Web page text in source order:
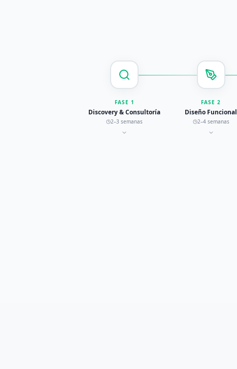
FASE 1
Discovery & Consultoría
2–3 semanas
FASE2
Diseño Funcional
2–4 semanas